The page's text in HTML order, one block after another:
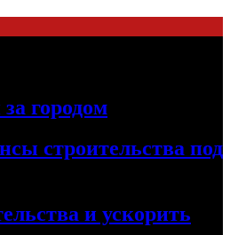
городом
строительства под
и ускорить